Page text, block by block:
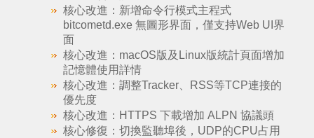
核心改進：新增命令行模式主程式
bitcometd.exe 無圖形界面，僅支持Web UI界
面
核心改進：macOS版及Linux版統計頁面增加
記憶體使用詳情
核心改進：調整Tracker、RSS等TCP連接的
優先度
核心改進：HTTPS 下載增加 ALPN 協議頭
核心修復：切換監聽埠後，UDP的CPU占用